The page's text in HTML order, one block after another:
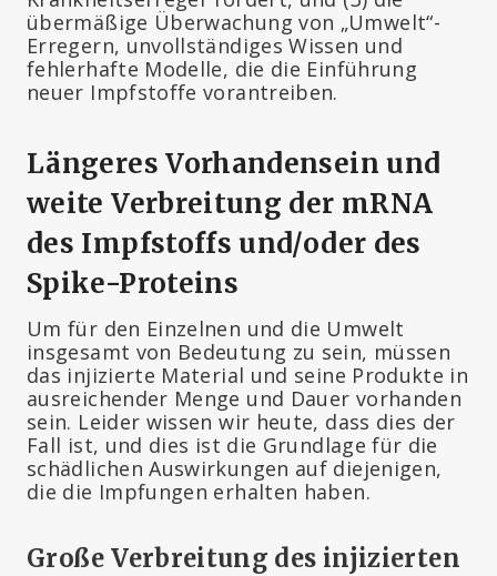
übermäßige Überwachung von „Umwelt“-
Erregern, unvollständiges Wissen und
fehlerhafte Modelle, die die Einführung
neuer Impfstoffe vorantreiben.
Längeres Vorhandensein und
weite Verbreitung der mRNA
des Impfstoffs und/oder des
Spike-Proteins
Um für den Einzelnen und die Umwelt
insgesamt von Bedeutung zu sein, müssen
das injizierte Material und seine Produkte in
ausreichender Menge und Dauer vorhanden
sein. Leider wissen wir heute, dass dies der
Fall ist, und dies ist die Grundlage für die
schädlichen Auswirkungen auf diejenigen,
die die Impfungen erhalten haben.
Große Verbreitung des injizierten